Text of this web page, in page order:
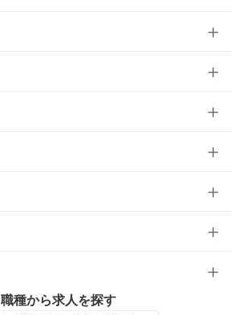
職種から求人を探す